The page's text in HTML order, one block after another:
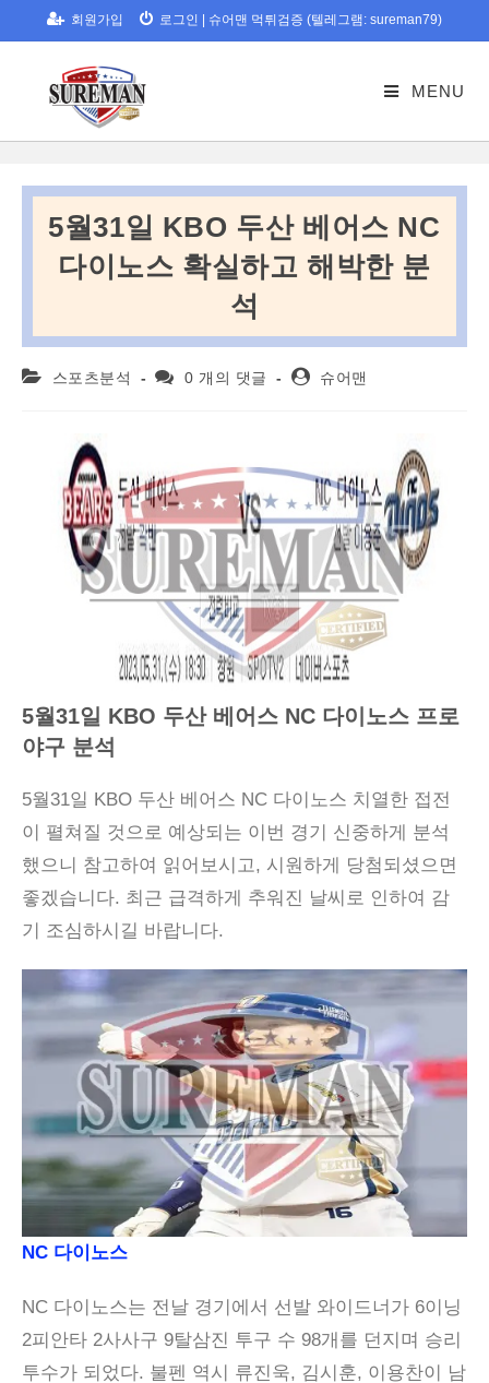
to
회원가입 로그인 슈어맨 먹튀검증 (텔레그램: sureman79)
MENU
5월31일 KBO 두산 베어스 NC
다이노스 확실하고 해박한 분
석
Post 스포츠분석
Post0 개의 댓글
Post슈어맨
5월31일 KBO 두산 베어스 NC 다이노스 프로
야구 분석
5월31일 KBO 두산 베어스 NC 다이노스 치열한 접전
이 펼쳐질 것으로 예상되는 이번 경기 신중하게 분석
했으니 참고하여 읽어보시고, 시원하게 당첨되셨으면
좋겠습니다. 최근 급격하게 추워진 날씨로 인하여 감
기 조심하시길 바랍니다.
NC 다이노스
NC 다이노스는 전날 경기에서 선발 와이드너가 6이닝
2피안타 2사사구 9탈삼진 투구 수 98개를 던지며 승리
투수가 되었다. 불펜 역시 류진욱, 김시훈, 이용찬이 남